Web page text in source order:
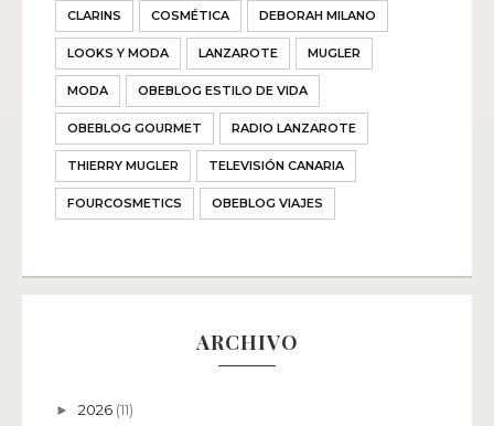
CLARINS COSMÉTICA DEBORAH MILANO
LOOKS Y MODA LANZAROTE MUGLER
MODA OBEBLOG ESTILO DE VIDA
OBEBLOG GOURMET RADIO LANZAROTE
THIERRY MUGLER TELEVISIÓN CANARIA
FOURCOSMETICS OBEBLOG VIAJES
ARCHIVO
► 2026 (11)